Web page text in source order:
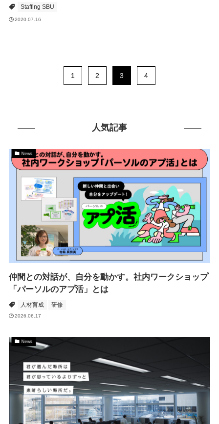
Staffing SBU
2020.07.16
1 2 3 4
人気記事
News
仲間との対話が、自分を動かす。社内ワークショップ
「パーソルのアプ活」とは
人材育成 研修
2026.06.17
News